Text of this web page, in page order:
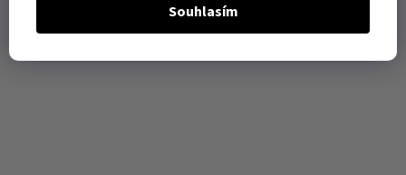
Souhlasím